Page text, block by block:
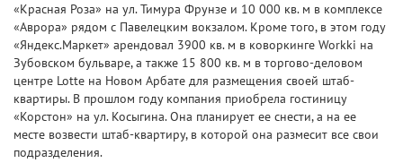
«Красная Роза» на ул. Тимура Фрунзе и 10 000 кв. м в комплексе
«Аврора» рядом с Павелецким вокзалом. Кроме того, в этом году
«Яндекс.Маркет» арендовал 3900 кв. м в коворкинге Workki на
Зубовском бульваре, а также 15 800 кв. м в торгово-деловом
центре Lotte на Новом Арбате для размещения своей штаб-
квартиры. В прошлом году компания приобрела гостиницу
«Корстон» на ул. Косыгина. Она планирует ее снести, а на ее
месте возвести штаб-квартиру, в которой она размесит все свои
подразделения.